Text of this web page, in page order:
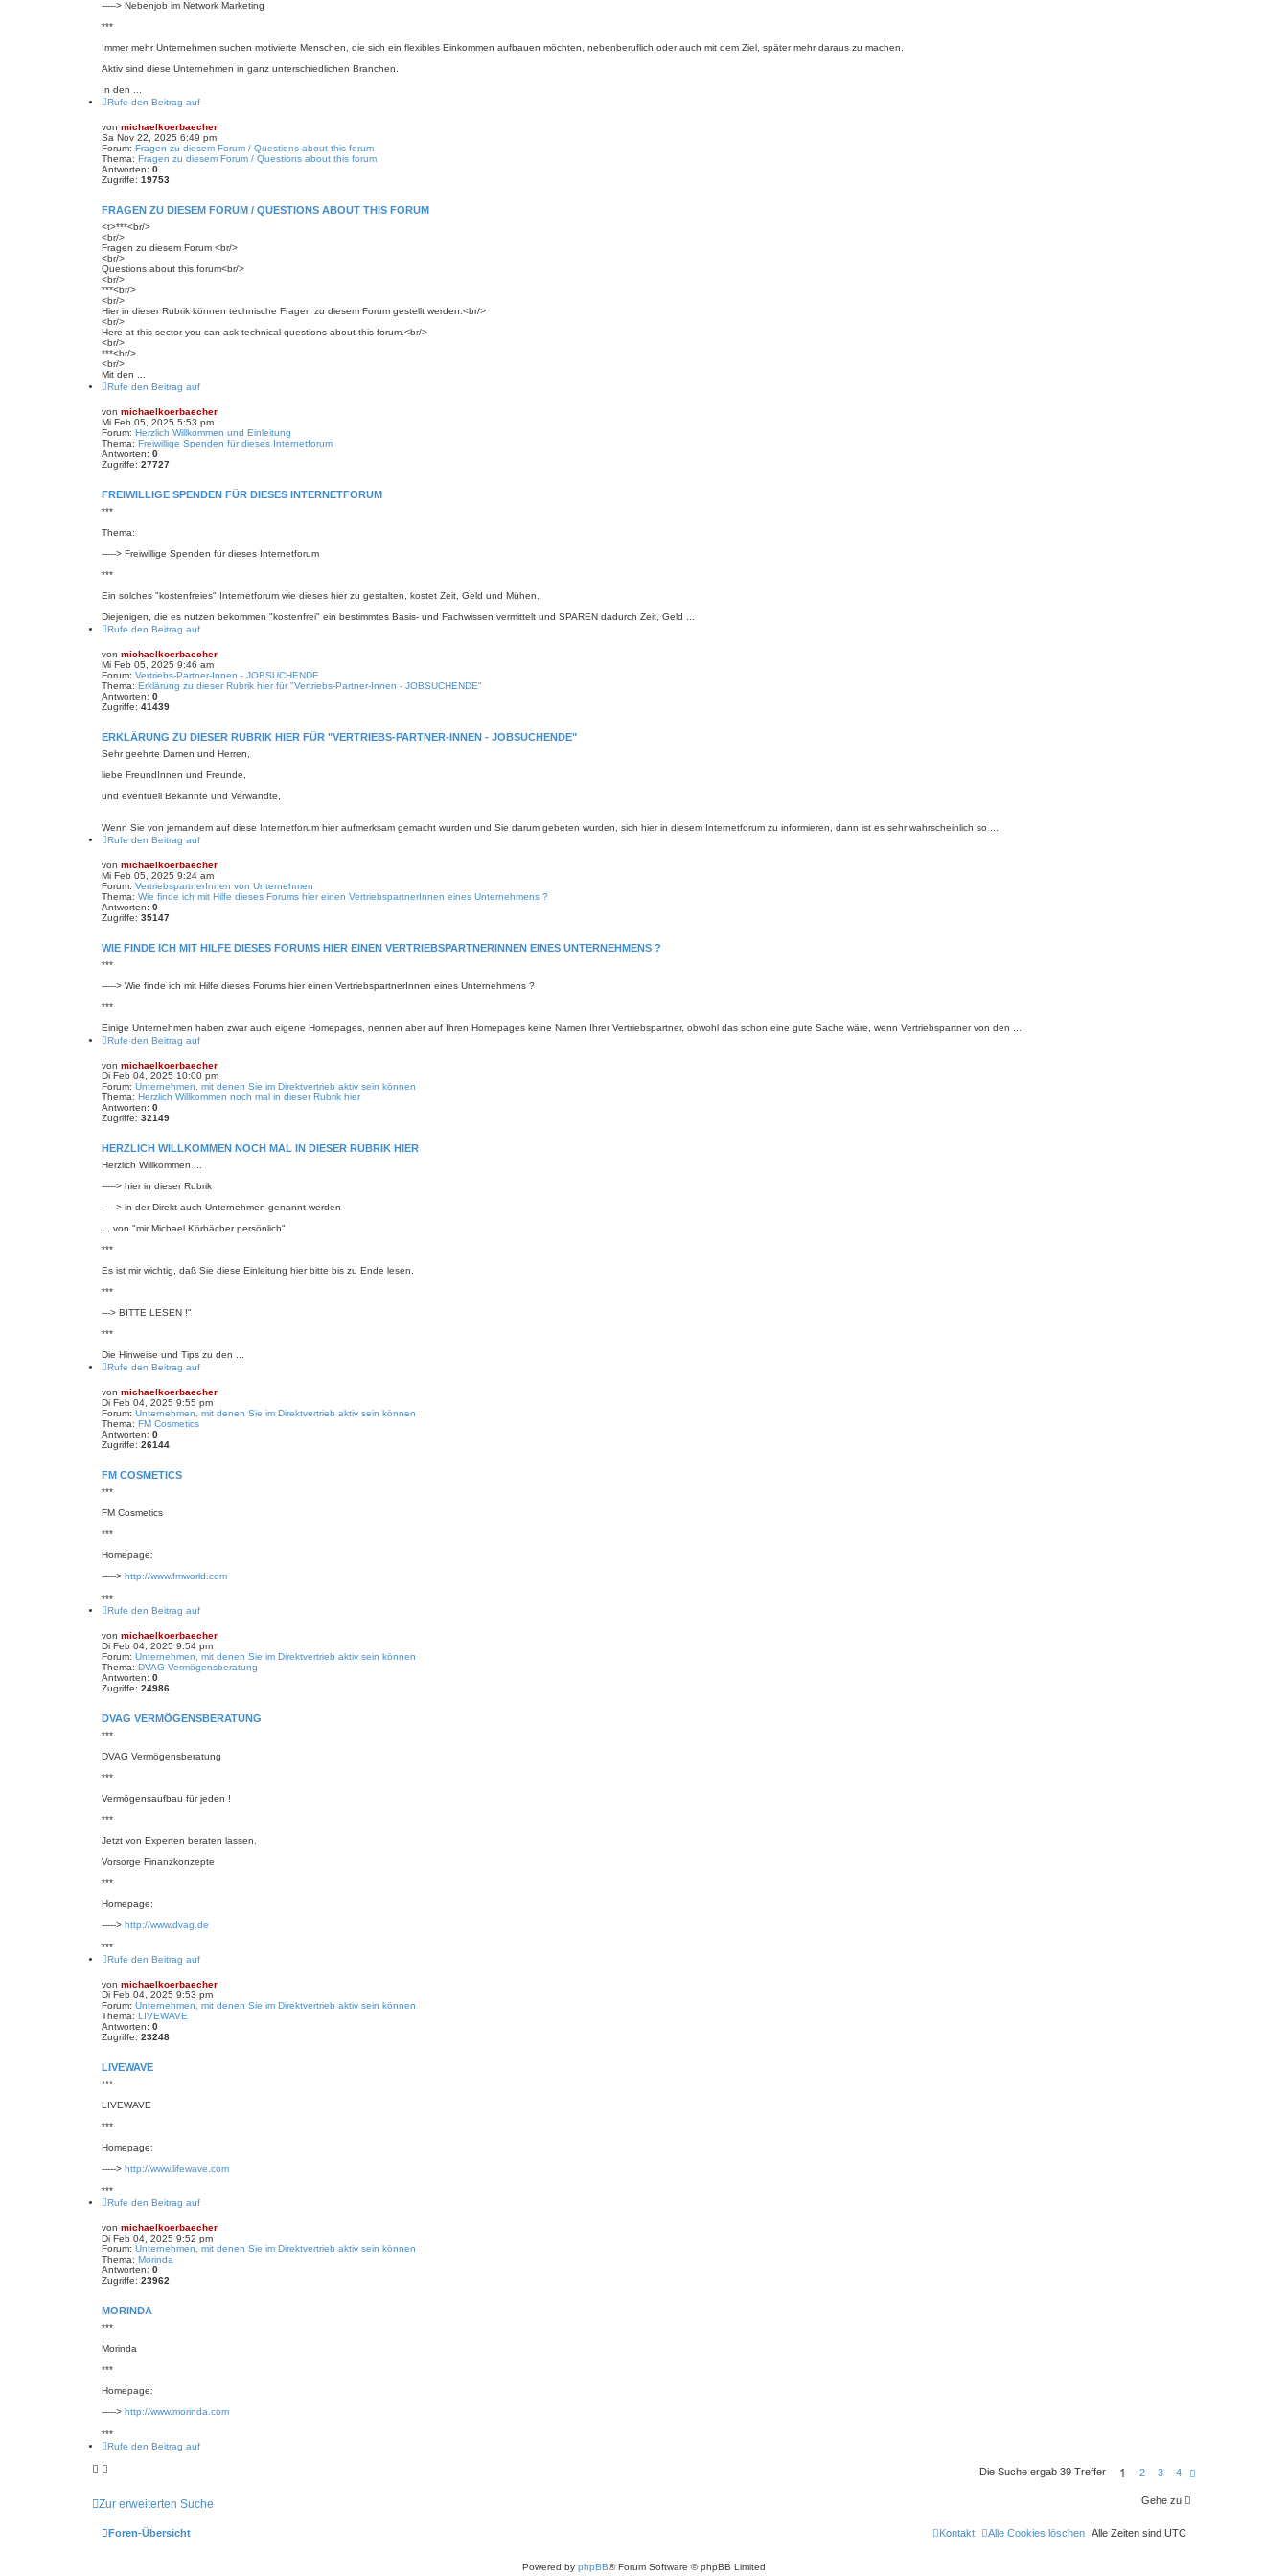
-----> Nebenjob im Network Marketing
***
Immer mehr Unternehmen suchen motivierte Menschen, die sich ein flexibles Einkommen aufbauen möchten, nebenberuflich oder auch mit dem Ziel, später mehr daraus zu machen.
Aktiv sind diese Unternehmen in ganz unterschiedlichen Branchen.
In den ...
Rufe den Beitrag auf
von michaelkoerbaecher
Sa Nov 22, 2025 6:49 pm
Forum: Fragen zu diesem Forum / Questions about this forum
Thema: Fragen zu diesem Forum / Questions about this forum
Antworten: 0
Zugriffe: 19753
FRAGEN ZU DIESEM FORUM / QUESTIONS ABOUT THIS FORUM
<t>***<br/>
<br/>
Fragen zu diesem Forum <br/>
<br/>
Questions about this forum<br/>
<br/>
***<br/>
<br/>
Hier in dieser Rubrik können technische Fragen zu diesem Forum gestellt werden.<br/>
<br/>
Here at this sector you can ask technical questions about this forum.<br/>
<br/>
***<br/>
<br/>
Mit den ...
Rufe den Beitrag auf
von michaelkoerbaecher
Mi Feb 05, 2025 5:53 pm
Forum: Herzlich Willkommen und Einleitung
Thema: Freiwillige Spenden für dieses Internetforum
Antworten: 0
Zugriffe: 27727
FREIWILLIGE SPENDEN FÜR DIESES INTERNETFORUM
***
Thema:
-----> Freiwillige Spenden für dieses Internetforum
***
Ein solches "kostenfreies" Internetforum wie dieses hier zu gestalten, kostet Zeit, Geld und Mühen.
Diejenigen, die es nutzen bekommen "kostenfrei" ein bestimmtes Basis- und Fachwissen vermittelt und SPAREN dadurch Zeit, Geld ...
Rufe den Beitrag auf
von michaelkoerbaecher
Mi Feb 05, 2025 9:46 am
Forum: Vertriebs-Partner-Innen - JOBSUCHENDE
Thema: Erklärung zu dieser Rubrik hier für "Vertriebs-Partner-Innen - JOBSUCHENDE"
Antworten: 0
Zugriffe: 41439
ERKLÄRUNG ZU DIESER RUBRIK HIER FÜR "VERTRIEBS-PARTNER-INNEN - JOBSUCHENDE"
Sehr geehrte Damen und Herren,
liebe FreundInnen und Freunde,
und eventuell Bekannte und Verwandte,
Wenn Sie von jemandem auf diese Internetforum hier aufmerksam gemacht wurden und Sie darum gebeten wurden, sich hier in diesem Internetforum zu informieren, dann ist es sehr wahrscheinlich so ...
Rufe den Beitrag auf
von michaelkoerbaecher
Mi Feb 05, 2025 9:24 am
Forum: VertriebspartnerInnen von Unternehmen
Thema: Wie finde ich mit Hilfe dieses Forums hier einen VertriebspartnerInnen eines Unternehmens ?
Antworten: 0
Zugriffe: 35147
WIE FINDE ICH MIT HILFE DIESES FORUMS HIER EINEN VERTRIEBSPARTNERINNEN EINES UNTERNEHMENS ?
***
-----> Wie finde ich mit Hilfe dieses Forums hier einen VertriebspartnerInnen eines Unternehmens ?
***
Einige Unternehmen haben zwar auch eigene Homepages, nennen aber auf Ihren Homepages keine Namen Ihrer Vertriebspartner, obwohl das schon eine gute Sache wäre, wenn Vertriebspartner von den ...
Rufe den Beitrag auf
von michaelkoerbaecher
Di Feb 04, 2025 10:00 pm
Forum: Unternehmen, mit denen Sie im Direktvertrieb aktiv sein können
Thema: Herzlich Willkommen noch mal in dieser Rubrik hier
Antworten: 0
Zugriffe: 32149
HERZLICH WILLKOMMEN NOCH MAL IN DIESER RUBRIK HIER
Herzlich Willkommen ...
-----> hier in dieser Rubrik
-----> in der Direkt auch Unternehmen genannt werden
... von "mir Michael Körbächer persönlich"
***
Es ist mir wichtig, daß Sie diese Einleitung hier bitte bis zu Ende lesen.
***
---> BITTE LESEN !"
***
Die Hinweise und Tips zu den ...
Rufe den Beitrag auf
von michaelkoerbaecher
Di Feb 04, 2025 9:55 pm
Forum: Unternehmen, mit denen Sie im Direktvertrieb aktiv sein können
Thema: FM Cosmetics
Antworten: 0
Zugriffe: 26144
FM COSMETICS
***
FM Cosmetics
***
Homepage:
-----> http://www.fmworld.com
***
Rufe den Beitrag auf
von michaelkoerbaecher
Di Feb 04, 2025 9:54 pm
Forum: Unternehmen, mit denen Sie im Direktvertrieb aktiv sein können
Thema: DVAG Vermögensberatung‎
Antworten: 0
Zugriffe: 24986
DVAG VERMÖGENSBERATUNG‎
***
DVAG Vermögensberatung‎
***
Vermögensaufbau für jeden !
***
Jetzt von Experten beraten lassen.
Vorsorge Finanzkonzepte
***
Homepage:
-----> http://www.dvag.de
***
Rufe den Beitrag auf
von michaelkoerbaecher
Di Feb 04, 2025 9:53 pm
Forum: Unternehmen, mit denen Sie im Direktvertrieb aktiv sein können
Thema: LIVEWAVE
Antworten: 0
Zugriffe: 23248
LIVEWAVE
***
LIVEWAVE
***
Homepage:
-----> http://www.lifewave.com
***
Rufe den Beitrag auf
von michaelkoerbaecher
Di Feb 04, 2025 9:52 pm
Forum: Unternehmen, mit denen Sie im Direktvertrieb aktiv sein können
Thema: Morinda
Antworten: 0
Zugriffe: 23962
MORINDA
***
Morinda
***
Homepage:
-----> http://www.morinda.com
***
Rufe den Beitrag auf
Die Suche ergab 39 Treffer 1 2 3 4
Zur erweiterten Suche Gehe zu
Foren-Übersicht Alle Zeiten sind UTC
Alle Cookies löschen
Kontakt
Powered by phpBB® Forum Software © phpBB Limited